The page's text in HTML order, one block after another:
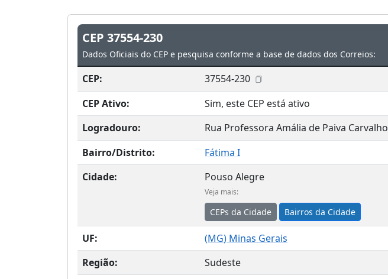
CEP 37554-230
Dados Oficiais do CEP e pesquisa conforme a base de dados dos Correios:
CEP:
37554-230
CEP Ativo:
Sim, este CEP está ativo
Logradouro:
Rua Professora Amália de Paiva Carvalho
Bairro/Distrito:
Fátima I
Cidade:
Pouso Alegre
Veja mais:
CEPs da Cidade Bairros da Cidade
UF: (MG) Minas Gerais
Região:
Sudeste